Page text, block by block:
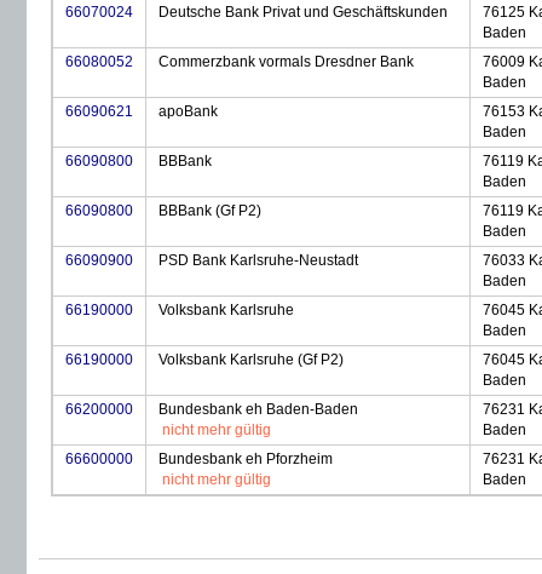
66070024
Deutsche Bank Privat und Geschäftskunden
76125
Baden
66080052
Commerzbank vormals Dresdner Bank
76009
Baden
66090621
apoBank
76153
Baden
66090800
BBBank
76119
Baden
66090800
BBBank (Gf P2)
76119
Baden
66090900
PSD Bank Karlsruhe-Neustadt
76033
Baden
66190000
Volksbank Karlsruhe
76045
Baden
66190000
Volksbank Karlsruhe (Gf P2)
76045
Baden
66200000
Bundesbank eh Baden-Baden
nicht mehr gültig
76231
Baden
66600000
Bundesbank eh Pforzheim
nicht mehr gültig
76231
Baden